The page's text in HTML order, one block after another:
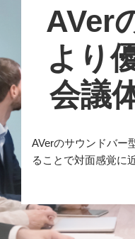
AVer
より
会議
AVerのサウンドバー
ることで対面感覚に